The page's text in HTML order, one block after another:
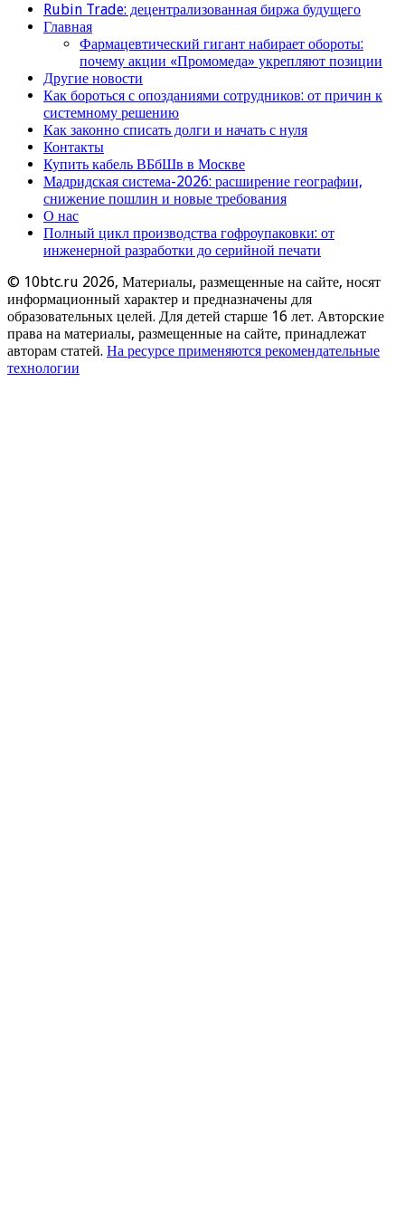
Rubin Trade: децентрализованная биржа будущего
Главная
Фармацевтический гигант набирает обороты:
почему акции «Промомеда» укрепляют позиции
Другие новости
Как бороться с опозданиями сотрудников: от причин к
системному решению
Как законно списать долги и начать с нуля
Контакты
Купить кабель ВБбШв в Москве
Мадридская система-2026: расширение географии,
снижение пошлин и новые требования
О нас
Полный цикл производства гофроупаковки: от
инженерной разработки до серийной печати
© 10btc.ru 2026, Материалы, размещенные на сайте, носят
информационный характер и предназначены для
образовательных целей. Для детей старше 16 лет. Авторские
права на материалы, размещенные на сайте, принадлежат
авторам статей. На ресурсе применяются рекомендательные
технологии